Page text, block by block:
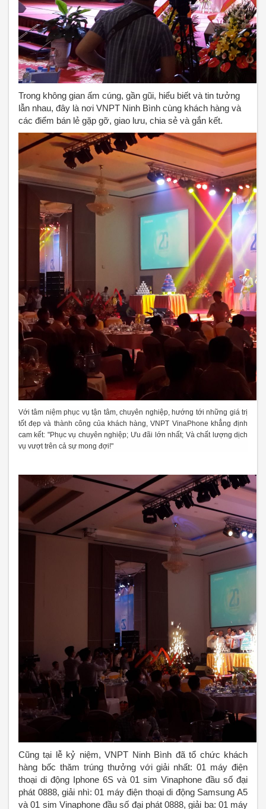
Trong không gian ấm cúng, gần gũi, hiểu biết và tin tưởng
lẫn nhau, đây là nơi VNPT Ninh Bình cùng khách hàng và
các điểm bán lẻ gặp gỡ, giao lưu, chia sẻ và gắn kết.
Với tâm niệm phục vụ tận tâm, chuyên nghiệp, hướng tới những giá trị
tốt đẹp và thành công của khách hàng, VNPT VinaPhone khẳng định
cam kết: "Phục vụ chuyên nghiệp; Ưu đãi lớn nhất; Và chất lượng dịch
vụ vượt trên cả sự mong đợi!"
Cũng tại lễ kỷ niệm, VNPT Ninh Bình đã tổ chức khách
hàng bốc thăm trúng thưởng với giải nhất: 01 máy điện
thoại di động Iphone 6S và 01 sim Vinaphone đầu số đại
phát 0888, giải nhì: 01 máy điện thoại di động Samsung A5
và 01 sim Vinaphone đầu số đại phát 0888, giải ba: 01 máy